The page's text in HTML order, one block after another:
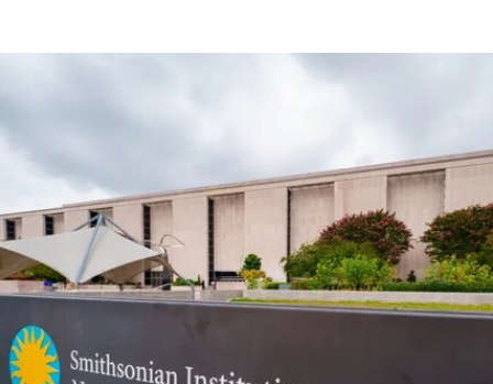
Qasimi）因被认为偏袒支持巴勒斯坦的参展艺术家
而受到批评。对此，悉尼双年展否认了有关歧视或
作为2028年悉尼双年展艺术总监，刘祺丰表示，他
计划在展览筹备阶段与澳大利亚原住民社群展开交
流。他在接受《艺术新闻》采访时表示：“原住民社
群对我策展实践的重要影响之一，在于他们让我思
考的时间跨度不再局限于双年展的三个月，而是将
视野扩展至数十万年的时间尺度。”
除了领导新加坡双年展外，刘祺丰还曾担任新加坡